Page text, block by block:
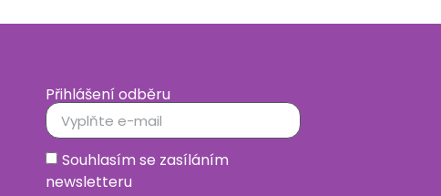
Přihlášení odběru
Souhlasím se zasíláním
newsletteru